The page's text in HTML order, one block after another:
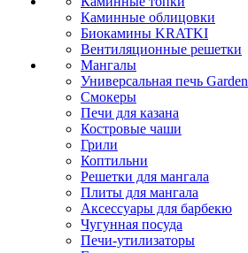
Каминные облицовки
Биокамины KRATKI
Вентиляционные решетки
Мангалы
Универсальная печь Garden
Смокеры
Печи для казана
Костровые чаши
Грили
Коптильни
Решетки для мангала
Плиты для мангала
Аксессуары для барбекю
Чугунная посуда
Печи-утилизаторы